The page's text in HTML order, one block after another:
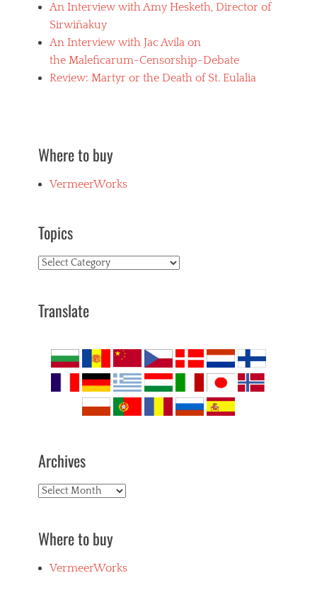
An Interview with Amy Hesketh, Director of
Sirwiñakuy
An Interview with Jac Avila on
the Maleficarum-Censorship-Debate
Review: Martyr or the Death of St. Eulalia
Where to buy
VermeerWorks
Topics
Topics
Translate
Archives
Archives
Where to buy
VermeerWorks